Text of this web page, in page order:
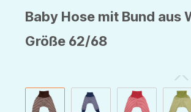
Baby Hose mit Bund
Größe 62/68
Bildergalerie überspringen